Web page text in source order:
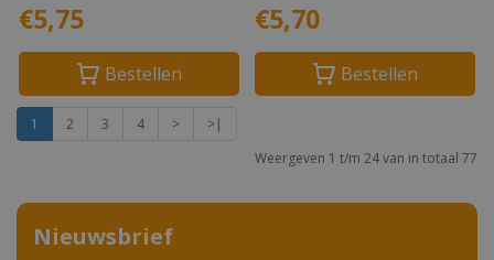
€5,75
Bestellen
€5,70
Bestellen
1 2 3 4 >
>|
Weergeven 1 t/m 24 van in totaal 77
Nieuwsbrief